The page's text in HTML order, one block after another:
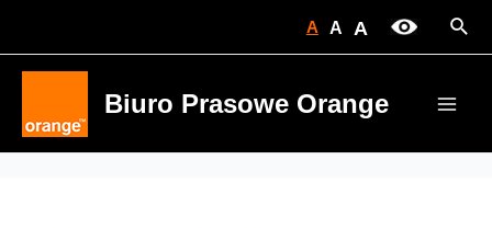
A A A
Biuro Prasowe Orange